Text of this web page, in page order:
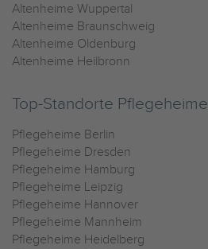
Altenheime Wuppertal
Altenheime Braunschweig
Altenheime Oldenburg
Altenheime Heilbronn
Top-Standorte Pflegeheime
Pflegeheime Berlin
Pflegeheime Dresden
Pflegeheime Hamburg
Pflegeheime Leipzig
Pflegeheime Hannover
Pflegeheime Mannheim
Pflegeheime Heidelberg